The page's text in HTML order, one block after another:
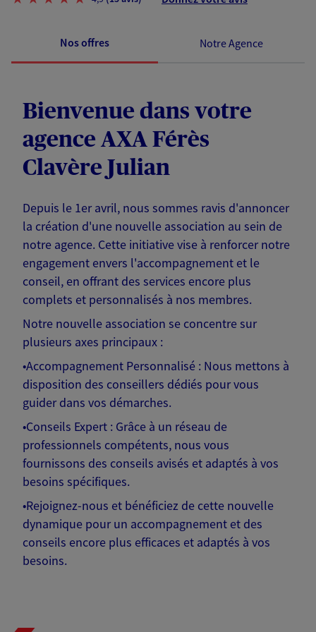
Nos offres Notre Agence
Bienvenue dans votre
agence AXA Férès
Clavère Julian
Depuis le 1er avril, nous sommes ravis d'annoncer
la création d'une nouvelle association au sein de
notre agence. Cette initiative vise à renforcer notre
engagement envers l'accompagnement et le
conseil, en offrant des services encore plus
complets et personnalisés à nos membres.
Notre nouvelle association se concentre sur
plusieurs axes principaux :
•Accompagnement Personnalisé : Nous mettons à
disposition des conseillers dédiés pour vous
guider dans vos démarches.
•Conseils Expert : Grâce à un réseau de
professionnels compétents, nous vous
fournissons des conseils avisés et adaptés à vos
besoins spécifiques.
•Rejoignez-nous et bénéficiez de cette nouvelle
dynamique pour un accompagnement et des
conseils encore plus efficaces et adaptés à vos
besoins.